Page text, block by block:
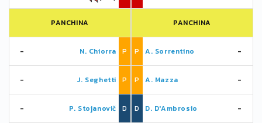
PANCHINA
- N. Chiorra P
- J. Seghetti P
- P. Stojanovič D
PANCHINA
P A. Sorrentino -
P A. Mazza -
D D. D'Ambrosio -